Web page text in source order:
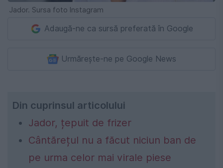
Jador. Sursa foto Instagram
Adaugă-ne ca sursă preferată în Google
Urmărește-ne pe Google News
Din cuprinsul articolului
Jador, țepuit de frizer
Cântărețul nu a făcut niciun ban de
pe urma celor mai virale piese